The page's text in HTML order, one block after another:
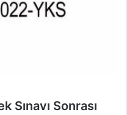
Sınavı Sonrası